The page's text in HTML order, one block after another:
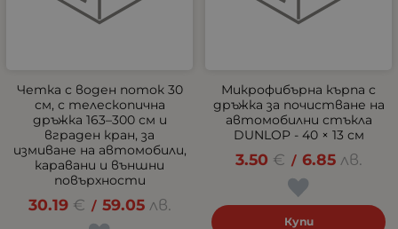
Четка с воден поток 30
см, с телескопична
дръжка 163–300 см и
вграден кран, за
измиване на автомобили,
каравани и външни
повърхности
30.19 € / 59.05 лв.
Микрофибърна кърпа с
дръжка за почистване на
автомобилни стъкла
DUNLOP - 40 × 13 см
3.50 € / 6.85 лв.
Купи